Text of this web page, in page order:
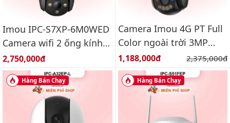
Imou IPC-S7XP-6M0WED
Camera wifi 2 ống kính
quay quét ngoài trời
6MP
Giá bán:
2,750,000đ
Camera Imou 4G PT Full
Color ngoài trời 3MP
IPC-K7FP-3H0TE
Giá bán:
1,188,000đ Giá gốc:
2,375,000đ
Hàng Bán Chạy Hàng Bán Chạy